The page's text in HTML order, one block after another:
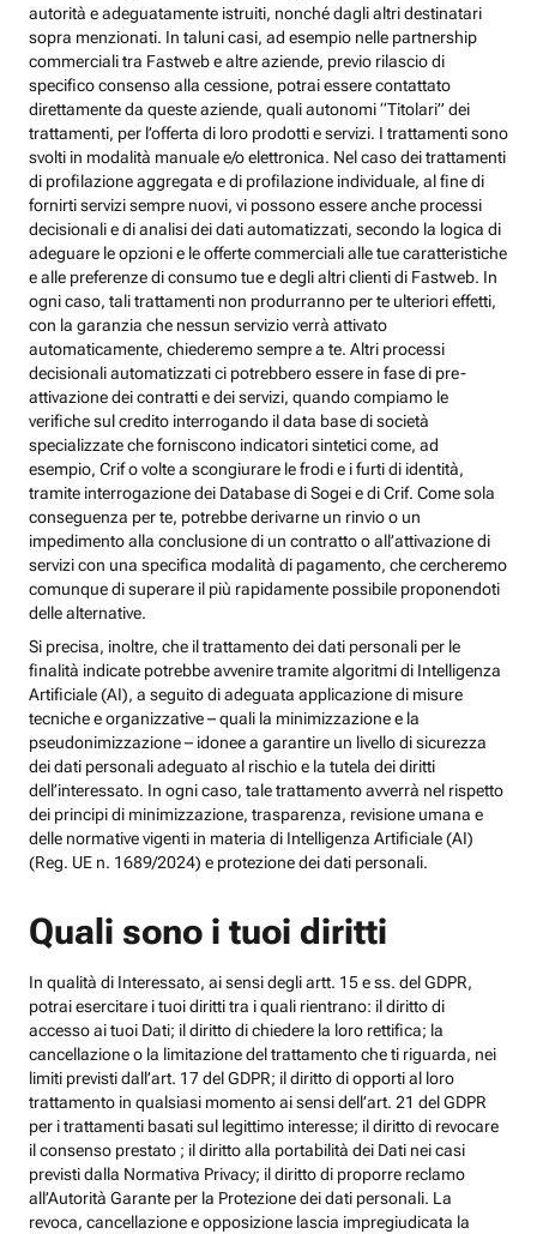
autorità e adeguatamente istruiti, nonché dagli altri destinatari
sopra menzionati. In taluni casi, ad esempio nelle partnership
commerciali tra Fastweb e altre aziende, previo rilascio di
specifico consenso alla cessione, potrai essere contattato
direttamente da queste aziende, quali autonomi “Titolari” dei
trattamenti, per l’offerta di loro prodotti e servizi. I trattamenti sono
svolti in modalità manuale e/o elettronica. Nel caso dei trattamenti
di profilazione aggregata e di profilazione individuale, al fine di
fornirti servizi sempre nuovi, vi possono essere anche processi
decisionali e di analisi dei dati automatizzati, secondo la logica di
adeguare le opzioni e le offerte commerciali alle tue caratteristiche
e alle preferenze di consumo tue e degli altri clienti di Fastweb. In
ogni caso, tali trattamenti non produrranno per te ulteriori effetti,
con la garanzia che nessun servizio verrà attivato
automaticamente, chiederemo sempre a te. Altri processi
decisionali automatizzati ci potrebbero essere in fase di pre-
attivazione dei contratti e dei servizi, quando compiamo le
verifiche sul credito interrogando il data base di società
specializzate che forniscono indicatori sintetici come, ad
esempio, Crif o volte a scongiurare le frodi e i furti di identità,
tramite interrogazione dei Database di Sogei e di Crif. Come sola
conseguenza per te, potrebbe derivarne un rinvio o un
impedimento alla conclusione di un contratto o all’attivazione di
servizi con una specifica modalità di pagamento, che cercheremo
comunque di superare il più rapidamente possibile proponendoti
delle alternative.
Si precisa, inoltre, che il trattamento dei dati personali per le
finalità indicate potrebbe avvenire tramite algoritmi di Intelligenza
Artificiale (AI), a seguito di adeguata applicazione di misure
tecniche e organizzative – quali la minimizzazione e la
pseudonimizzazione – idonee a garantire un livello di sicurezza
dei dati personali adeguato al rischio e la tutela dei diritti
dell’interessato. In ogni caso, tale trattamento avverrà nel rispetto
dei principi di minimizzazione, trasparenza, revisione umana e
delle normative vigenti in materia di Intelligenza Artificiale (AI)
(Reg. UE n. 1689/2024) e protezione dei dati personali.
Quali sono i tuoi diritti
In qualità di Interessato, ai sensi degli artt. 15 e ss. del GDPR,
potrai esercitare i tuoi diritti tra i quali rientrano: il diritto di
accesso ai tuoi Dati; il diritto di chiedere la loro rettifica; la
cancellazione o la limitazione del trattamento che ti riguarda, nei
limiti previsti dall’art. 17 del GDPR; il diritto di opporti al loro
trattamento in qualsiasi momento ai sensi dell’art. 21 del GDPR
per i trattamenti basati sul legittimo interesse; il diritto di revocare
il consenso prestato ; il diritto alla portabilità dei Dati nei casi
previsti dalla Normativa Privacy; il diritto di proporre reclamo
all’Autorità Garante per la Protezione dei dati personali. La
revoca, cancellazione e opposizione lascia impregiudicata la